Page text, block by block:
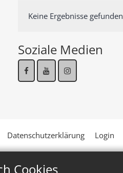
Cookies
Keine Ergebnisse gefunden
Soziale Medien
Datenschutzerklärung Login